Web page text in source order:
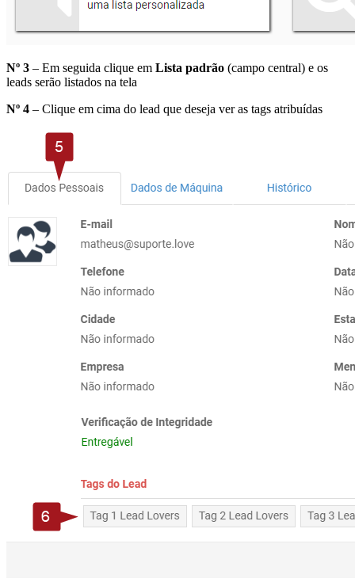
Nº 3 – Em seguida clique em Lista padrão (campo central) e os
leads serão listados na tela
Nº 4 – Clique em cima do lead que deseja ver as tags atribuídas